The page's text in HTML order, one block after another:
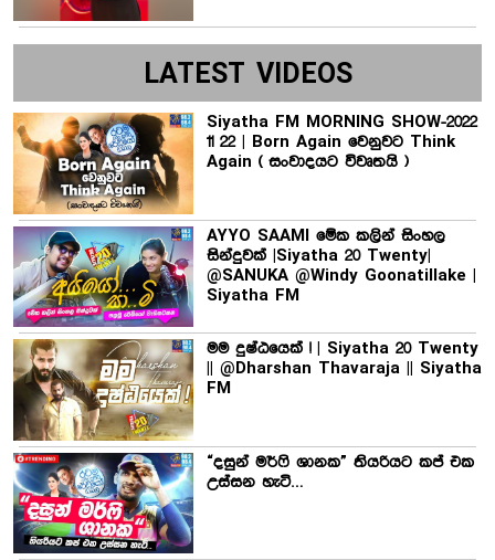
LATEST VIDEOS
Siyatha FM MORNING SHOW-2022
11 22 | Born Again වෙනුවට Think
Again ( සංවාදයට විවෘතයි )
AYYO SAAMI මේක කලින් සිංහල
සින්දුවක් |Siyatha 20 Twenty|
@SANUKA @Windy Goonatillake |
Siyatha FM
මම දුෂ්ඨයෙක් ! | Siyatha 20 Twenty
|| @Dharshan Thavaraja || Siyatha
FM
“දසුන් මර්ෆි ශානක” තියරියට කප් එක
උස්සන හැටි…